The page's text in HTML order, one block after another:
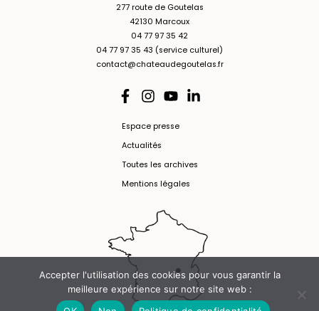
277 route de Goutelas
42130 Marcoux
04 77 97 35 42
04 77 97 35 43 (service culturel)
contact@chateaudegoutelas.fr
Espace presse
Actualités
Toutes les archives
Mentions légales
Accepter l'utilisation des cookies pour vous garantir la
meilleure expérience sur notre site web :